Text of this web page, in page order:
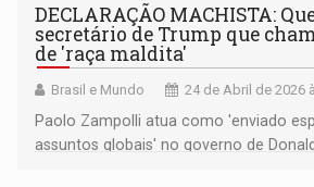
DECLARAÇÃO MACHISTA:
secretário de Trump que
de 'raça maldita'
Brasil e Mundo 24 de Abril de 2026
Paolo Zampolli atua como 'enviado
assuntos globais' no governo de